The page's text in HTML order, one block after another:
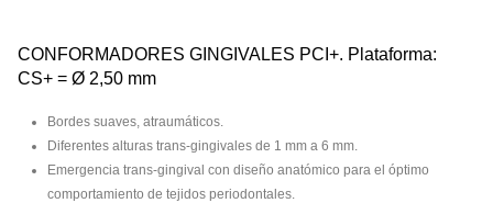
CONFORMADORES GINGIVALES PCI+. Plataforma:
CS+ = Ø 2,50 mm
Bordes suaves, atraumáticos.
Diferentes alturas trans-gingivales de 1 mm a 6 mm.
Emergencia trans-gingival con diseño anatómico para el óptimo
comportamiento de tejidos periodontales.